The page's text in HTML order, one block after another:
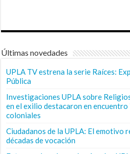
Últimas novedades
UPLA TV estrena la serie Raíces:
Pública
Investigaciones UPLA sobre
en el exilio destacaron en
coloniales
Ciudadanos de la UPLA: El emotivo
décadas de vocación